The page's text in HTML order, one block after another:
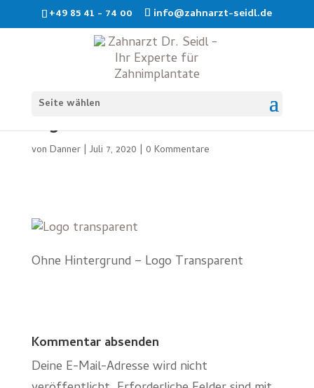
+49 85 41 - 74 00 info@zahnarzt-seidl.de
Seite wählen
Logo_web_transparenterhint
ergrund
von Danner|Juli 7, 2020 | 0 Kommentare
Ohne Hintergrund – Logo Transparent
Kommentar absenden
Deine E-Mail-Adresse wird nicht